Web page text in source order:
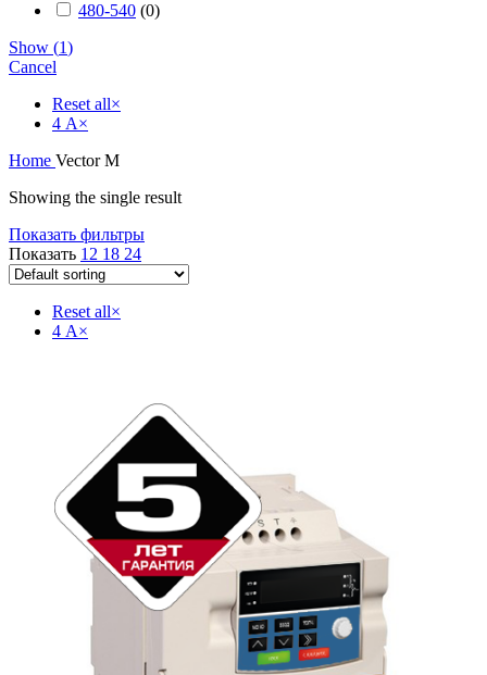
480-540 (0)
Show (1)
Cancel
Reset all×
4 А×
Home Vector M
Showing the single result
Показать фильтры
Показать 12 18 24
Reset all×
4 А×